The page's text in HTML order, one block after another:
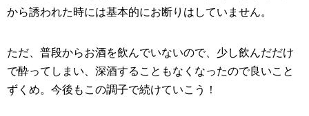
から誘われた時には基本的にお断りはしていません。
ただ、普段からお酒を飲んでいないので、少し飲んだだけ
で酔ってしまい、深酒することもなくなったので良いこと
ずくめ。今後もこの調子で続けていこう！